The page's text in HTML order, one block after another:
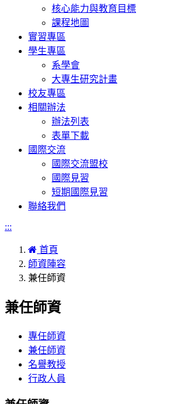
核心能力與教育目標
課程地圖
實習專區
學生專區
系學會
大專生研究計畫
校友專區
相關辦法
辦法列表
表單下載
國際交流
國際交流盟校
國際見習
短期國際見習
聯絡我們
:::
首頁
師資陣容
兼任師資
兼任師資
專任師資
兼任師資
名譽教授
行政人員